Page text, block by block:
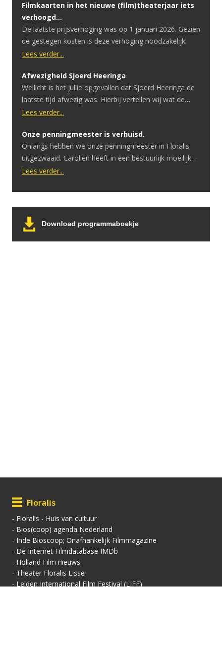
Filmkaarten in het nieuwe (film)theaterjaar iets
verhoogd…
De laatste prijsverhoging was op 1 januari 2026. Gezien
de gestegen kosten is deze verhoging noodzakelijk.
Lees verder...
Afwezigheid Sjoerd Heeringa
Wellicht is het jullie opgevallen dat Sjoerd Heeringa de
laatste tijd afwezig was. Hierbij vertellen wij wat de
reden hiervoor is. Sjoerd heeft onlangs te horen
heeft hij hier een geslaagde operatie voor gehad.
Ondanks dat de operatie goed is verlopen is er uitval in
spraak en motoriek. […]
Lees verder...
Onze penningmeester is verhuisd.
Onlangs hebben we onze penningmeester in Floralis
uitgezwaaid. Carolien heeft in een bestuurlijk moeilijke
periode het penningmeesterschap overgenomen.
om vervolgens helemaal te stoppen. Zonder inkomsten
bleven de vaste lasten doorgaan. Ook toen er een
belangrijk besluit moest worden genomen: het stoppen
van de verkoop van kaartjes aan […]
Lees verder...
Download programmaboekje
Floralis
- Floralis - Huis van cultuur
- Bios(coop) agenda Nederland
- Inde Bioscoop; Onafhankelijk Filmmagazine
- De Internet Filmdatabase IMDb
- Holland Film nieuws
- Theater Floralis Lisse
- Leiden International Film Festival (LIFF)